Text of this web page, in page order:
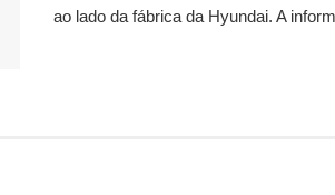
ao lado da fábrica da Hyundai. A